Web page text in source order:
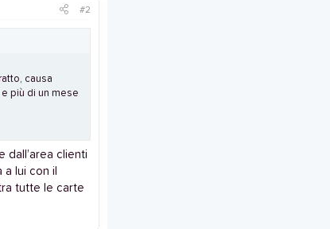
#2
causa
più di un mese
dall’area clienti
a lui con il
tutte le carte